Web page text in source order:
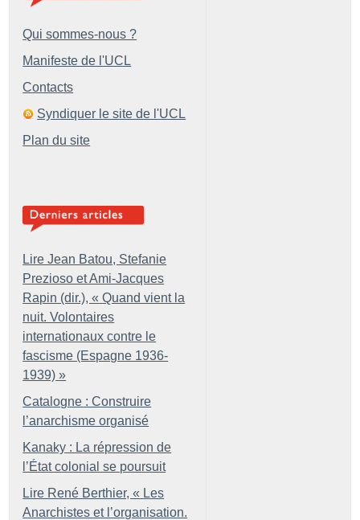
Qui sommes-nous ?
Manifeste de l'UCL
Contacts
Syndiquer le site de l'UCL
Plan du site
Lire Jean Batou, Stefanie
Prezioso et Ami-Jacques
Rapin (dir.), « Quand vient la
nuit. Volontaires
internationaux contre le
fascisme (Espagne 1936-
1939) »
Catalogne : Construire
l’anarchisme organisé
Kanaky : La répression de
l’État colonial se poursuit
Lire René Berthier, « Les
Anarchistes et l’organisation.